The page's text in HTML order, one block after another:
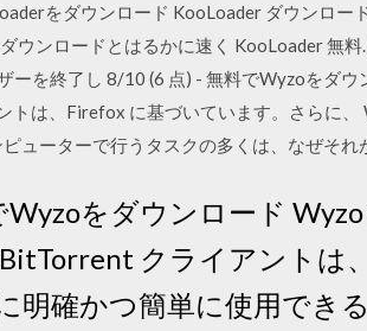
をダウンロード KooLoader ダウンロ
ウンロードとはるかに速く KooLoader 無
ーを終了し 8/10 (6 点) - 無料でWyzoをダ
トは、Firefox に基づいています。さらに
ューターで行うタスクの多くは、なぜそれ
Wyzoをダウンロード
クライアントは
明確かつ簡単に使用でき